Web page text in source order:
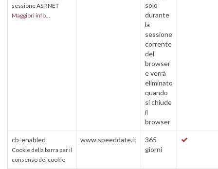
sessione ASP.NET
Maggiori info...
solo
durante
la
sessione
corrente
del
browser
e verrà
eliminato
quando
si chiude
il
browser
cb-enabled
Cookie della barra per il
consenso dei cookie
www.speeddate.it
365
giorni